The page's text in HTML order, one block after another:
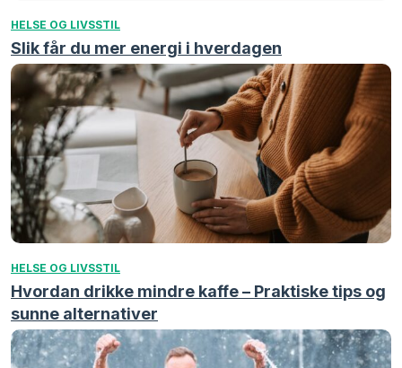
HELSE OG LIVSSTIL
Slik får du mer energi i hverdagen
HELSE OG LIVSSTIL
Hvordan drikke mindre kaffe – Praktiske tips og
sunne alternativer